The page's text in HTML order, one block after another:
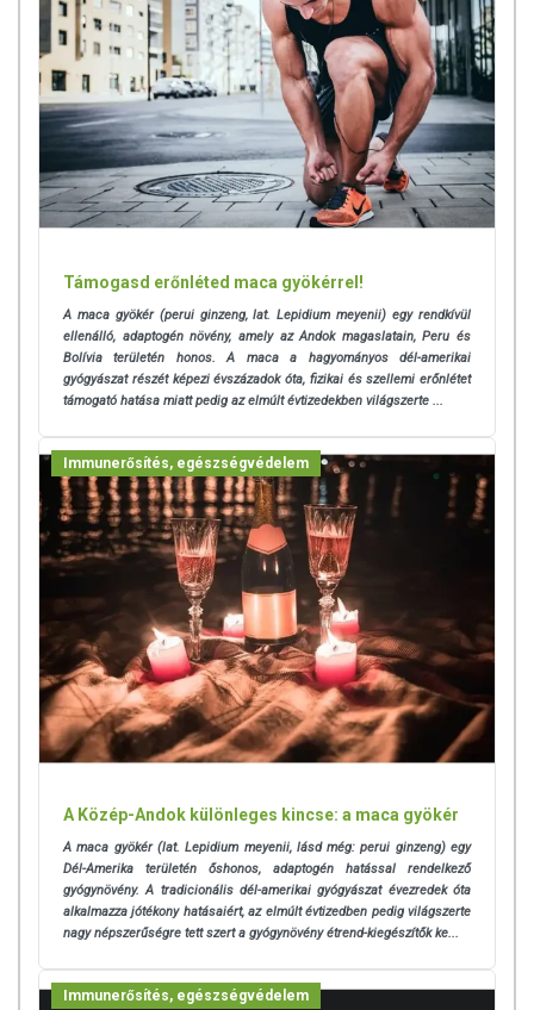
Támogasd erőnléted maca gyökérrel!
A maca gyökér (perui ginzeng, lat. Lepidium meyenii) egy rendkívül
ellenálló, adaptogén növény, amely az Andok magaslatain, Peru és
Bolívia területén honos. A maca a hagyományos dél-amerikai
gyógyászat részét képezi évszázadok óta, fizikai és szellemi erőnlétet
támogató hatása miatt pedig az elmúlt évtizedekben világszerte ...
Immunerősítés, egészségvédelem
A Közép-Andok különleges kincse: a maca gyökér
A maca gyökér (lat. Lepidium meyenii, lásd még: perui ginzeng) egy
Dél-Amerika területén őshonos, adaptogén hatással rendelkező
gyógynövény. A tradicionális dél-amerikai gyógyászat évezredek óta
alkalmazza jótékony hatásaiért, az elmúlt évtizedben pedig világszerte
nagy népszerűségre tett szert a gyógynövény étrend-kiegészítők ke...
Immunerősítés, egészségvédelem